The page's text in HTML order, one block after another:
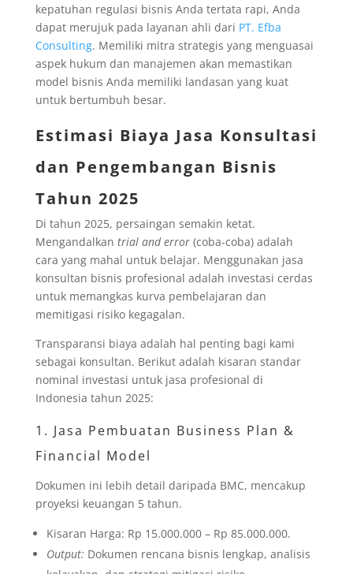
kepatuhan regulasi bisnis Anda tertata rapi, Anda
dapat merujuk pada layanan ahli dari PT. Efba
Consulting. Memiliki mitra strategis yang menguasai
aspek hukum dan manajemen akan memastikan
model bisnis Anda memiliki landasan yang kuat
untuk bertumbuh besar.
Estimasi Biaya Jasa Konsultasi
dan Pengembangan Bisnis
Tahun 2025
Di tahun 2025, persaingan semakin ketat.
Mengandalkan trial and error(coba-coba) adalah
cara yang mahal untuk belajar. Menggunakan jasa
konsultan bisnis profesional adalah investasi cerdas
untuk memangkas kurva pembelajaran dan
memitigasi risiko kegagalan.
Transparansi biaya adalah hal penting bagi kami
sebagai konsultan. Berikut adalah kisaran standar
nominal investasi untuk jasa profesional di
Indonesia tahun 2025:
1. Jasa Pembuatan Business Plan &
Financial Model
Dokumen ini lebih detail daripada BMC, mencakup
proyeksi keuangan 5 tahun.
Kisaran Harga: Rp 15.000.000 – Rp 85.000.000.
Output: Dokumen rencana bisnis lengkap, analisis